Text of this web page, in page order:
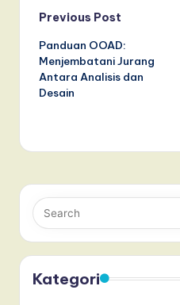
Post
navigation
Previous Post
Panduan OOAD:
Menjembatani Jurang
Antara Analisis dan
Desain
Kategori